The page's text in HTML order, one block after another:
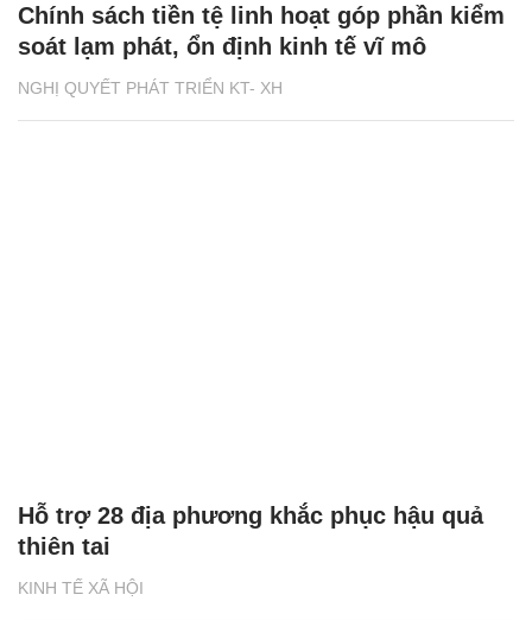
NGHỊ QUYẾT PHÁT TRIỂN KT- XH
Chính sách tiền tệ linh hoạt góp phần kiểm
soát lạm phát, ổn định kinh tế vĩ mô
KINH TẾ XÃ HỘI
Hỗ trợ 28 địa phương khắc phục hậu quả
thiên tai